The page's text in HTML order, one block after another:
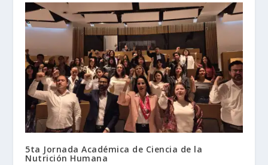
5ta Jornada Académica de Ciencia de la
Nutrición Humana